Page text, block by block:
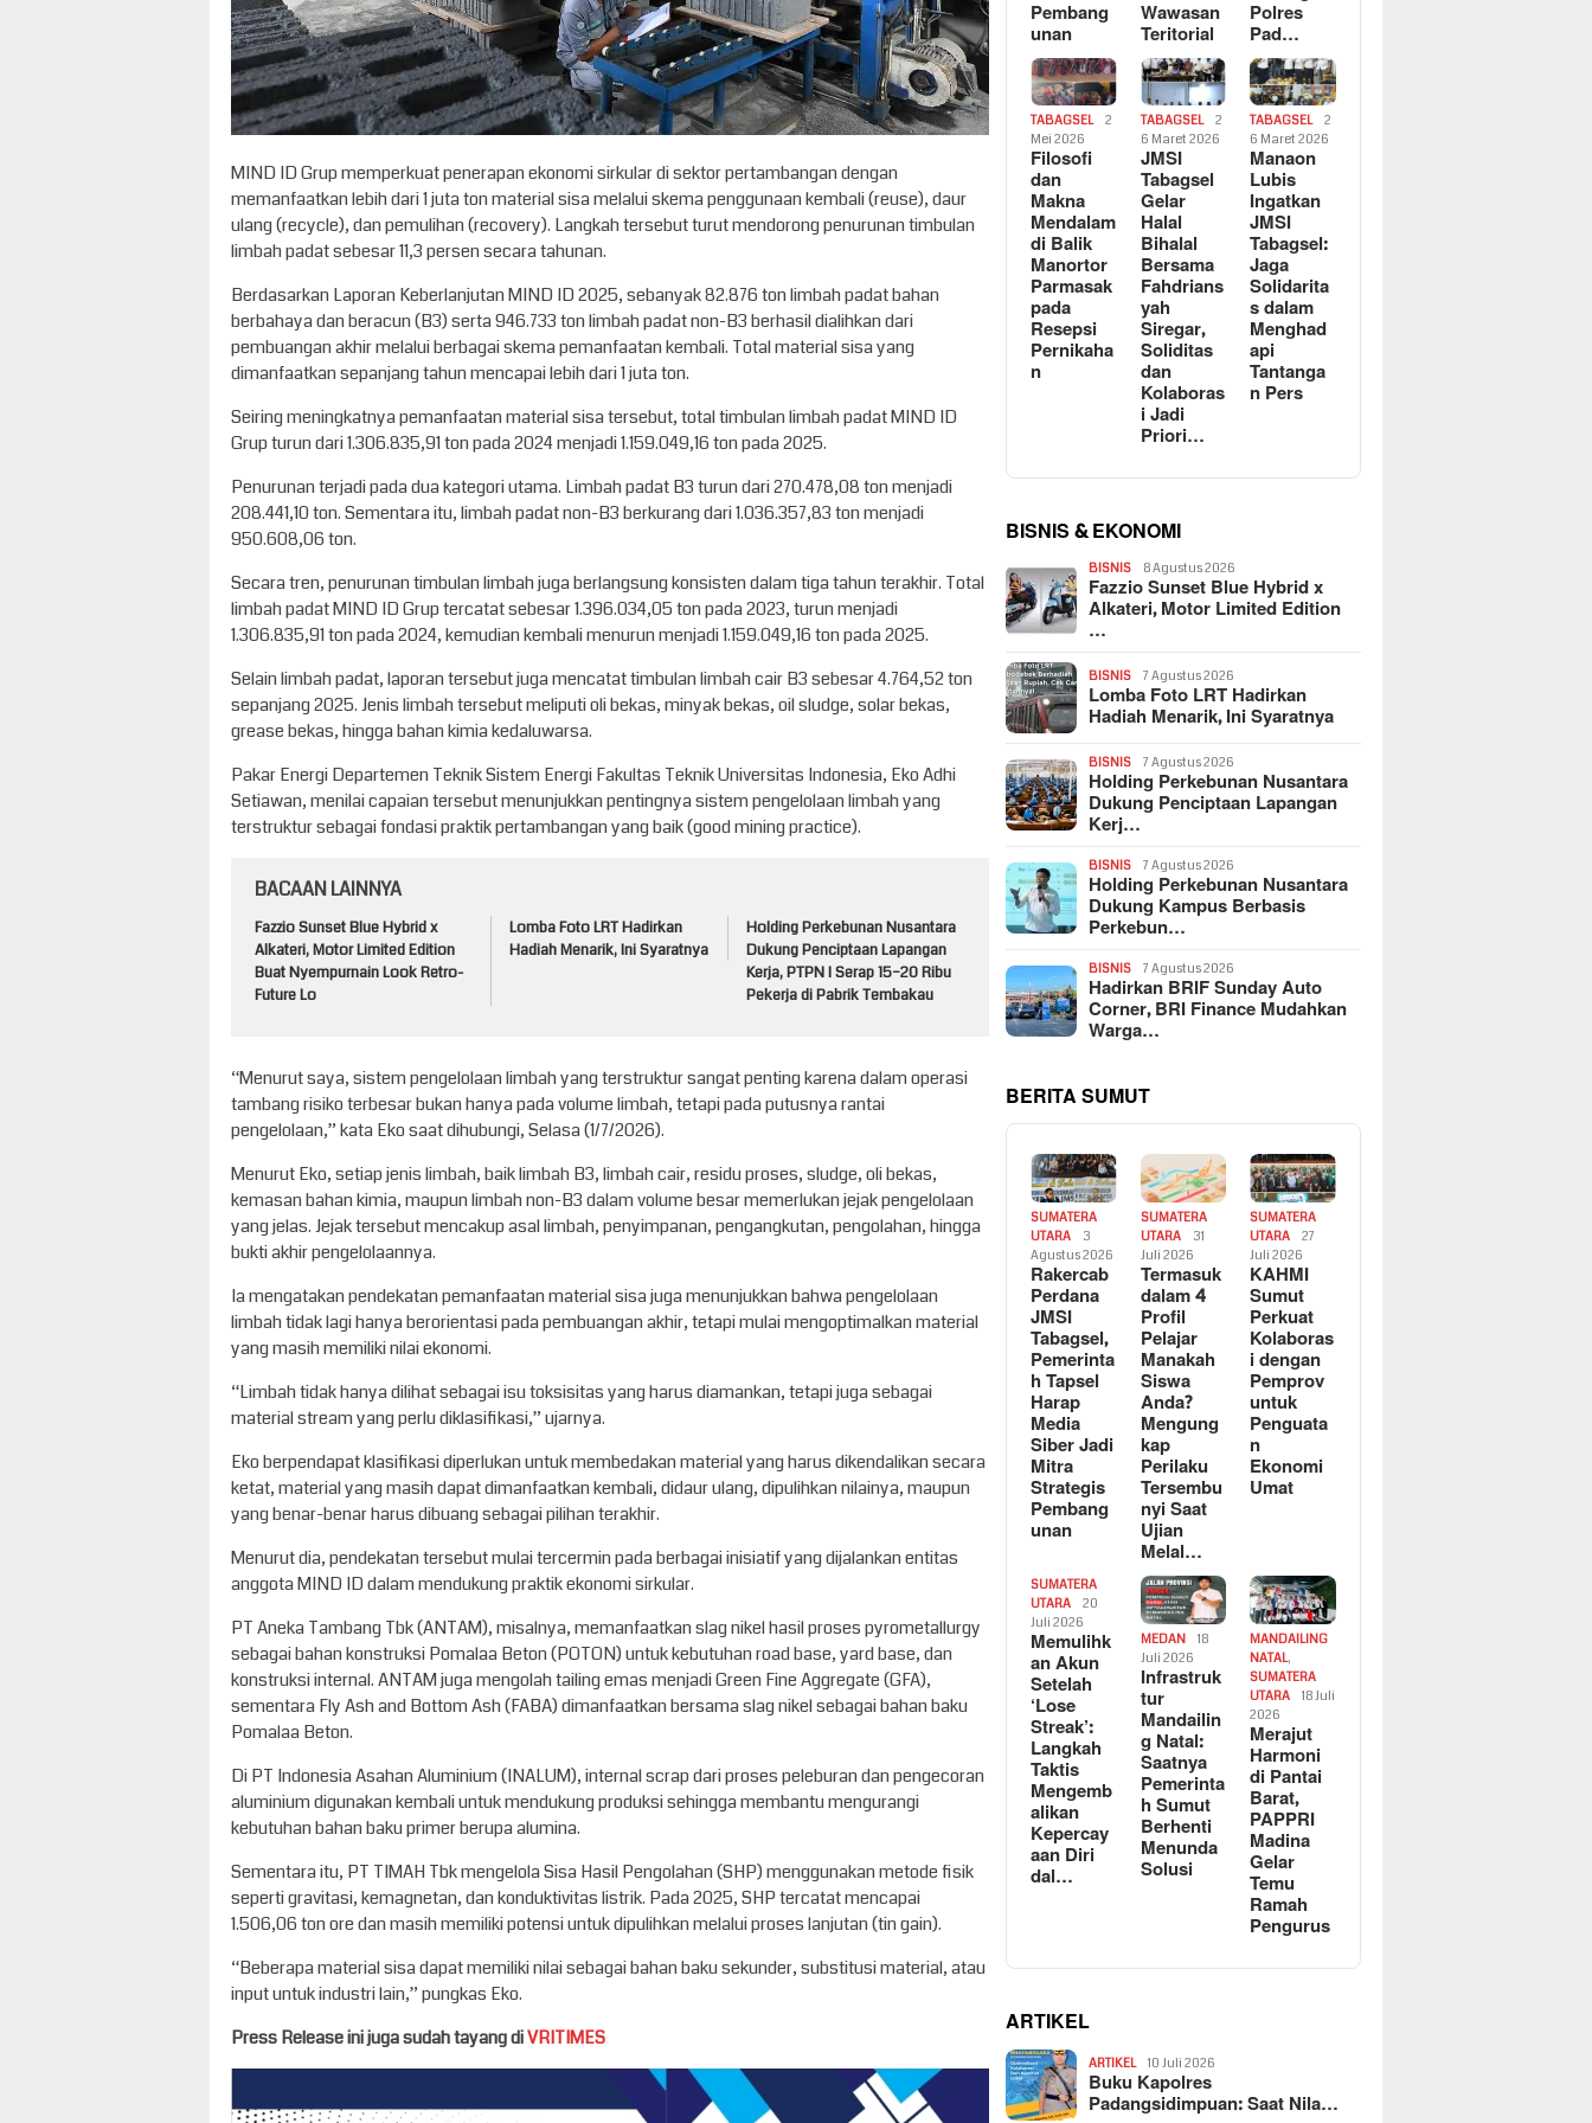
MIND ID Grup memperkuat penerapan ekonomi sirkular di sektor pertambangan dengan
memanfaatkan lebih dari 1 juta ton material sisa melalui skema penggunaan kembali (reuse), daur
ulang (recycle), dan pemulihan (recovery). Langkah tersebut turut mendorong penurunan timbulan
limbah padat sebesar 11,3 persen secara tahunan.
Berdasarkan Laporan Keberlanjutan MIND ID 2025, sebanyak 82.876 ton limbah padat bahan
berbahaya dan beracun (B3) serta 946.733 ton limbah padat non-B3 berhasil dialihkan dari
pembuangan akhir melalui berbagai skema pemanfaatan kembali. Total material sisa yang
dimanfaatkan sepanjang tahun mencapai lebih dari 1 juta ton.
Seiring meningkatnya pemanfaatan material sisa tersebut, total timbulan limbah padat MIND ID
Grup turun dari 1.306.835,91 ton pada 2024 menjadi 1.159.049,16 ton pada 2025.
Penurunan terjadi pada dua kategori utama. Limbah padat B3 turun dari 270.478,08 ton menjadi
208.441,10 ton. Sementara itu, limbah padat non-B3 berkurang dari 1.036.357,83 ton menjadi
950.608,06 ton.
Secara tren, penurunan timbulan limbah juga berlangsung konsisten dalam tiga tahun terakhir. Total
limbah padat MIND ID Grup tercatat sebesar 1.396.034,05 ton pada 2023, turun menjadi
1.306.835,91 ton pada 2024, kemudian kembali menurun menjadi 1.159.049,16 ton pada 2025.
Selain limbah padat, laporan tersebut juga mencatat timbulan limbah cair B3 sebesar 4.764,52 ton
sepanjang 2025. Jenis limbah tersebut meliputi oli bekas, minyak bekas, oil sludge, solar bekas,
grease bekas, hingga bahan kimia kedaluwarsa.
Pakar Energi Departemen Teknik Sistem Energi Fakultas Teknik Universitas Indonesia, Eko Adhi
Setiawan, menilai capaian tersebut menunjukkan pentingnya sistem pengelolaan limbah yang
terstruktur sebagai fondasi praktik pertambangan yang baik (good mining practice).
BACAAN LAINNYA
Fazzio Sunset Blue Hybrid x
Alkateri, Motor Limited Edition
Buat Nyempurnain Look Retro-
Future Lo
Lomba Foto LRT Hadirkan
Hadiah Menarik, Ini Syaratnya
Holding Perkebunan Nusantara
Dukung Penciptaan Lapangan
Kerja, PTPN I Serap 15–20 Ribu
Pekerja di Pabrik Tembakau
“Menurut saya, sistem pengelolaan limbah yang terstruktur sangat penting karena dalam operasi
tambang risiko terbesar bukan hanya pada volume limbah, tetapi pada putusnya rantai
pengelolaan,” kata Eko saat dihubungi, Selasa (1/7/2026).
Menurut Eko, setiap jenis limbah, baik limbah B3, limbah cair, residu proses, sludge, oli bekas,
kemasan bahan kimia, maupun limbah non-B3 dalam volume besar memerlukan jejak pengelolaan
yang jelas. Jejak tersebut mencakup asal limbah, penyimpanan, pengangkutan, pengolahan, hingga
bukti akhir pengelolaannya.
Ia mengatakan pendekatan pemanfaatan material sisa juga menunjukkan bahwa pengelolaan
limbah tidak lagi hanya berorientasi pada pembuangan akhir, tetapi mulai mengoptimalkan material
yang masih memiliki nilai ekonomi.
“Limbah tidak hanya dilihat sebagai isu toksisitas yang harus diamankan, tetapi juga sebagai
material stream yang perlu diklasifikasi,” ujarnya.
Eko berpendapat klasifikasi diperlukan untuk membedakan material yang harus dikendalikan secara
ketat, material yang masih dapat dimanfaatkan kembali, didaur ulang, dipulihkan nilainya, maupun
yang benar-benar harus dibuang sebagai pilihan terakhir.
Menurut dia, pendekatan tersebut mulai tercermin pada berbagai inisiatif yang dijalankan entitas
anggota MIND ID dalam mendukung praktik ekonomi sirkular.
PT Aneka Tambang Tbk (ANTAM), misalnya, memanfaatkan slag nikel hasil proses pyrometallurgy
sebagai bahan konstruksi Pomalaa Beton (POTON) untuk kebutuhan road base, yard base, dan
konstruksi internal. ANTAM juga mengolah tailing emas menjadi Green Fine Aggregate (GFA),
sementara Fly Ash and Bottom Ash (FABA) dimanfaatkan bersama slag nikel sebagai bahan baku
Pomalaa Beton.
Di PT Indonesia Asahan Aluminium (INALUM), internal scrap dari proses peleburan dan pengecoran
aluminium digunakan kembali untuk mendukung produksi sehingga membantu mengurangi
kebutuhan bahan baku primer berupa alumina.
Sementara itu, PT TIMAH Tbk mengelola Sisa Hasil Pengolahan (SHP) menggunakan metode fisik
seperti gravitasi, kemagnetan, dan konduktivitas listrik. Pada 2025, SHP tercatat mencapai
1.506,06 ton ore dan masih memiliki potensi untuk dipulihkan melalui proses lanjutan (tin gain).
“Beberapa material sisa dapat memiliki nilai sebagai bahan baku sekunder, substitusi material, atau
input untuk industri lain,” pungkas Eko.
Press Release ini juga sudah tayang diVRITIMES
Pembang
unan
Wawasan
Teritorial
Polres
Pad…
TABAGSEL
2
Mei 2026
Filosofi
dan
Makna
Mendalam
di Balik
Manortor
Parmasak
pada
Resepsi
Pernikaha
n
TABAGSEL
2
6 Maret 2026
JMSI
Tabagsel
Gelar
Halal
Bihalal
Bersama
Fahdrians
yah
Siregar,
Soliditas
dan
Kolaboras
i Jadi
Priori…
TABAGSEL
2
6 Maret 2026
Manaon
Lubis
Ingatkan
JMSI
Tabagsel:
Jaga
Solidarita
s dalam
Menghad
api
Tantanga
n Pers
BISNIS & EKONOMI
BISNIS 8 Agustus 2026
Fazzio Sunset Blue Hybrid x
Alkateri, Motor Limited Edition
…
BISNIS 7 Agustus 2026
Lomba Foto LRT Hadirkan
Hadiah Menarik, Ini Syaratnya
BISNIS 7 Agustus 2026
Holding Perkebunan Nusantara
Dukung Penciptaan Lapangan
Kerj…
BISNIS 7 Agustus 2026
Holding Perkebunan Nusantara
Dukung Kampus Berbasis
Perkebun…
BISNIS 7 Agustus 2026
Hadirkan BRIF Sunday Auto
Corner, BRI Finance Mudahkan
Warga…
BERITA SUMUT
SUMATERA
UTARA
3
Agustus 2026
Rakercab
Perdana
JMSI
Tabagsel,
Pemerinta
h Tapsel
Harap
Media
Siber Jadi
Mitra
Strategis
Pembang
unan
SUMATERA
UTARA
31
Juli 2026
Termasuk
dalam 4
Profil
Pelajar
Manakah
Siswa
Anda?
Mengung
kap
Perilaku
Tersembu
nyi Saat
Ujian
Melal…
SUMATERA
UTARA
27
Juli 2026
KAHMI
Sumut
Perkuat
Kolaboras
i dengan
Pemprov
untuk
Penguata
n
Ekonomi
Umat
SUMATERA
UTARA
20
Juli 2026
Memulihk
an Akun
Setelah
‘Lose
Streak’:
Langkah
Taktis
Mengemb
alikan
Kepercay
aan Diri
dal…
MEDAN
18
Juli 2026
Infrastruk
tur
Mandailin
g Natal:
Saatnya
Pemerinta
h Sumut
Berhenti
Menunda
Solusi
MANDAILING
NATAL,
SUMATERA
UTARA
18 Juli
2026
Merajut
Harmoni
di Pantai
Barat,
PAPPRI
Madina
Gelar
Temu
Ramah
Pengurus
ARTIKEL
ARTIKEL 10 Juli 2026
Buku Kapolres
Padangsidimpuan: Saat Nila…